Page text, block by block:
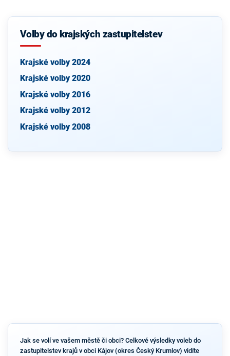
Volby do krajských zastupitelstev
Krajské volby 2024
Krajské volby 2020
Krajské volby 2016
Krajské volby 2012
Krajské volby 2008
Jak se volí ve vašem městě či obci? Celkové výsledky voleb do
zastupitelstev krajů v obci Kájov (okres Český Krumlov) vidíte